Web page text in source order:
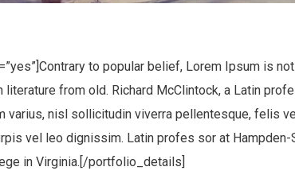
to popular belief, Lorem Ipsum is
from old. Richard McClintock, a Latin
varius, nisl sollicitudin viverra pellentesque, felis
vel leo dignissim. Latin profes sor at
in Virginia.[/portfolio_details]